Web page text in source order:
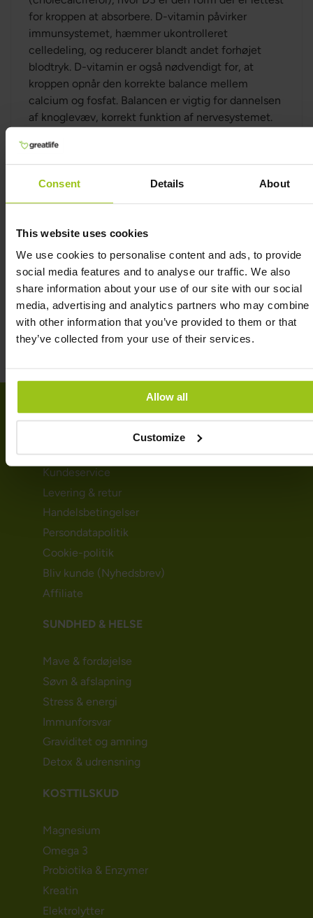
Consent Details About
This website uses cookies
We use cookies to personalise content and ads, to provide
social media features and to analyse our traffic. We also
share information about your use of our site with our social
media, advertising and analytics partners who may combine
with other information that you’ve provided to them or that
they’ve collected from your use of their services.
Allow all
Customize
for kroppen at absorbere. D-vitamin påvirker
immunsystemet, hæmmer ukontrolleret
celledeling, og reducerer blandt andet forhøjet
blodtryk. D-vitamin er også nødvendigt for, at
kroppen opnår den korrekte balance mellem
calcium og fosfat. Balancen er vigtig for dannelsen
af knoglevæv, korrekt funktion af nervesystemet.
sundhedsproblemer som kramper, energitab, tand
sygdom og øget hjertefrekvens. Alvorlig mangel på
D-vitamin fører til rickets (også kaldet engelsk
syge), som er et samlet navn for utilstrækkelig
DOSERING OG INGREDIENSER
ANMELDELSER
Kundeservice
Levering & retur
Handelsbetingelser
Persondatapolitik
Cookie-politik
Bliv kunde (Nyhedsbrev)
Affiliate
SUNDHED & HELSE
Mave & fordøjelse
Søvn & afslapning
Stress & energi
Immunforsvar
Graviditet og amning
Detox & udrensning
KOSTTILSKUD
Magnesium
Omega 3
Probiotika & Enzymer
Kreatin
Elektrolytter